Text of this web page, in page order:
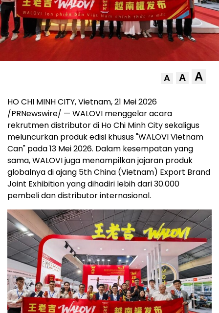
A A A
HO CHI MINH CITY, Vietnam, 21 Mei 2026
/PRNewswire/ — WALOVI menggelar acara
rekrutmen distributor di Ho Chi Minh City sekaligus
meluncurkan produk edisi khusus "WALOVI Vietnam
Can" pada 13 Mei 2026. Dalam kesempatan yang
sama, WALOVI juga menampilkan jajaran produk
globalnya di ajang 5th China (Vietnam) Export Brand
Joint Exhibition yang dihadiri lebih dari 30.000
pembeli dan distributor internasional.